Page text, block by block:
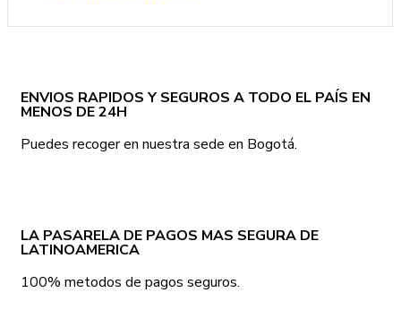
ENVIOS RAPIDOS Y SEGUROS A TODO EL PAÍS EN
MENOS DE 24H
Puedes recoger en nuestra sede en Bogotá.
LA PASARELA DE PAGOS MAS SEGURA DE
LATINOAMERICA
100% metodos de pagos seguros.